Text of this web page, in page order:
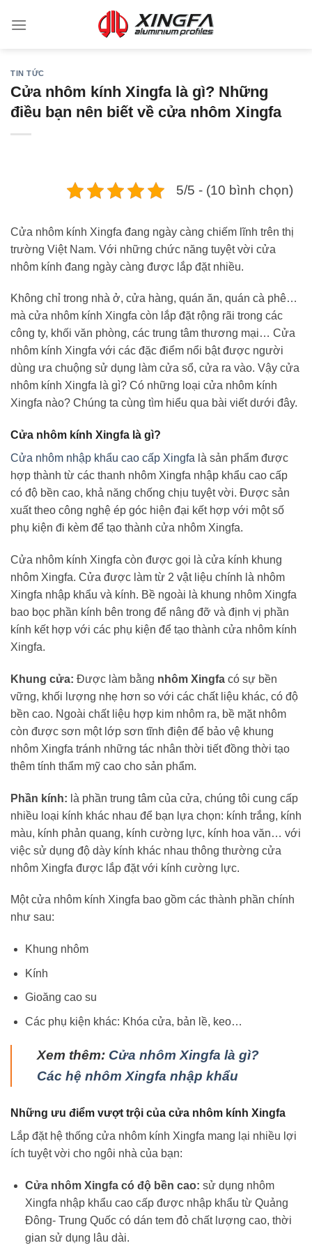
TIN TỨC
Cửa nhôm kính Xingfa là gì? Những
điều bạn nên biết về cửa nhôm Xingfa
5/5 - (10 bình chọn)
Cửa nhôm kính Xingfa đang ngày càng chiếm lĩnh trên thị
trường Việt Nam. Với những chức năng tuyệt vời cửa
nhôm kính đang ngày càng được lắp đặt nhiều.
Không chỉ trong nhà ở, cửa hàng, quán ăn, quán cà phê…
mà cửa nhôm kính Xingfa còn lắp đặt rộng rãi trong các
công ty, khối văn phòng, các trung tâm thương mại… Cửa
nhôm kính Xingfa với các đặc điểm nổi bật được người
dùng ưa chuộng sử dụng làm cửa sổ, cửa ra vào. Vậy cửa
nhôm kính Xingfa là gì? Có những loại cửa nhôm kính
Xingfa nào? Chúng ta cùng tìm hiểu qua bài viết dưới đây.
Cửa nhôm kính Xingfa là gì?
Cửa nhôm nhập khẩu cao cấp Xingfa là sản phẩm được
hợp thành từ các thanh nhôm Xingfa nhập khẩu cao cấp
có độ bền cao, khả năng chống chịu tuyệt vời. Được sản
xuất theo công nghệ ép góc hiện đại kết hợp với một số
phụ kiện đi kèm để tạo thành cửa nhôm Xingfa.
Cửa nhôm kính Xingfa còn được gọi là cửa kính khung
nhôm Xingfa. Cửa được làm từ 2 vật liệu chính là nhôm
Xingfa nhập khẩu và kính. Bề ngoài là khung nhôm Xingfa
bao bọc phần kính bên trong để nâng đỡ và định vị phần
kính kết hợp với các phụ kiện để tạo thành cửa nhôm kính
Xingfa.
Khung cửa: Được làm bằng nhôm Xingfa có sự bền
vững, khối lượng nhẹ hơn so với các chất liệu khác, có độ
bền cao. Ngoài chất liệu hợp kim nhôm ra, bề mặt nhôm
còn được sơn một lớp sơn tĩnh điện để bảo vệ khung
nhôm Xingfa tránh những tác nhân thời tiết đồng thời tạo
thêm tính thẩm mỹ cao cho sản phẩm.
Phần kính: là phần trung tâm của cửa, chúng tôi cung cấp
nhiều loại kính khác nhau để bạn lựa chọn: kính trắng, kính
màu, kính phản quang, kính cường lực, kính hoa văn… với
việc sử dụng độ dày kính khác nhau thông thường cửa
nhôm Xingfa được lắp đặt với kính cường lực.
Một cửa nhôm kính Xingfa bao gồm các thành phần chính
như sau:
Khung nhôm
Kính
Gioăng cao su
Các phụ kiện khác: Khóa cửa, bản lề, keo…
Xem thêm: Cửa nhôm Xingfa là gì?
Các hệ nhôm Xingfa nhập khẩu
Những ưu điểm vượt trội của cửa nhôm kính Xingfa
Lắp đặt hệ thống cửa nhôm kính Xingfa mang lại nhiều lợi
ích tuyệt vời cho ngôi nhà của bạn:
Cửa nhôm Xingfa có độ bền cao: sử dụng nhôm
Xingfa nhập khẩu cao cấp được nhập khẩu từ Quảng
Đông- Trung Quốc có dán tem đỏ chất lượng cao, thời
gian sử dụng lâu dài.